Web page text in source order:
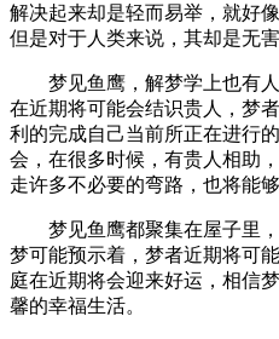
解决起来却是轻而易举，就好
但是对于人类来说，其却是无
梦见鱼鹰，解梦学上也有人
在近期将可能会结识贵人，梦
利的完成自己当前所正在进行
会，在很多时候，有贵人相助
走许多不必要的弯路，也将能
梦见鱼鹰都聚集在屋子里，
梦可能预示着，梦者近期将可
庭在近期将会迎来好运，相信
馨的幸福生活。